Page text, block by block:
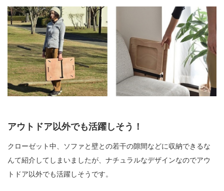
アウトドア以外でも活躍しそう！
クローゼット中、ソファと壁との若干の隙間などに収納できるな
んて紹介してしまいましたが、ナチュラルなデザインなのでアウ
トドア以外でも活躍しそうです。